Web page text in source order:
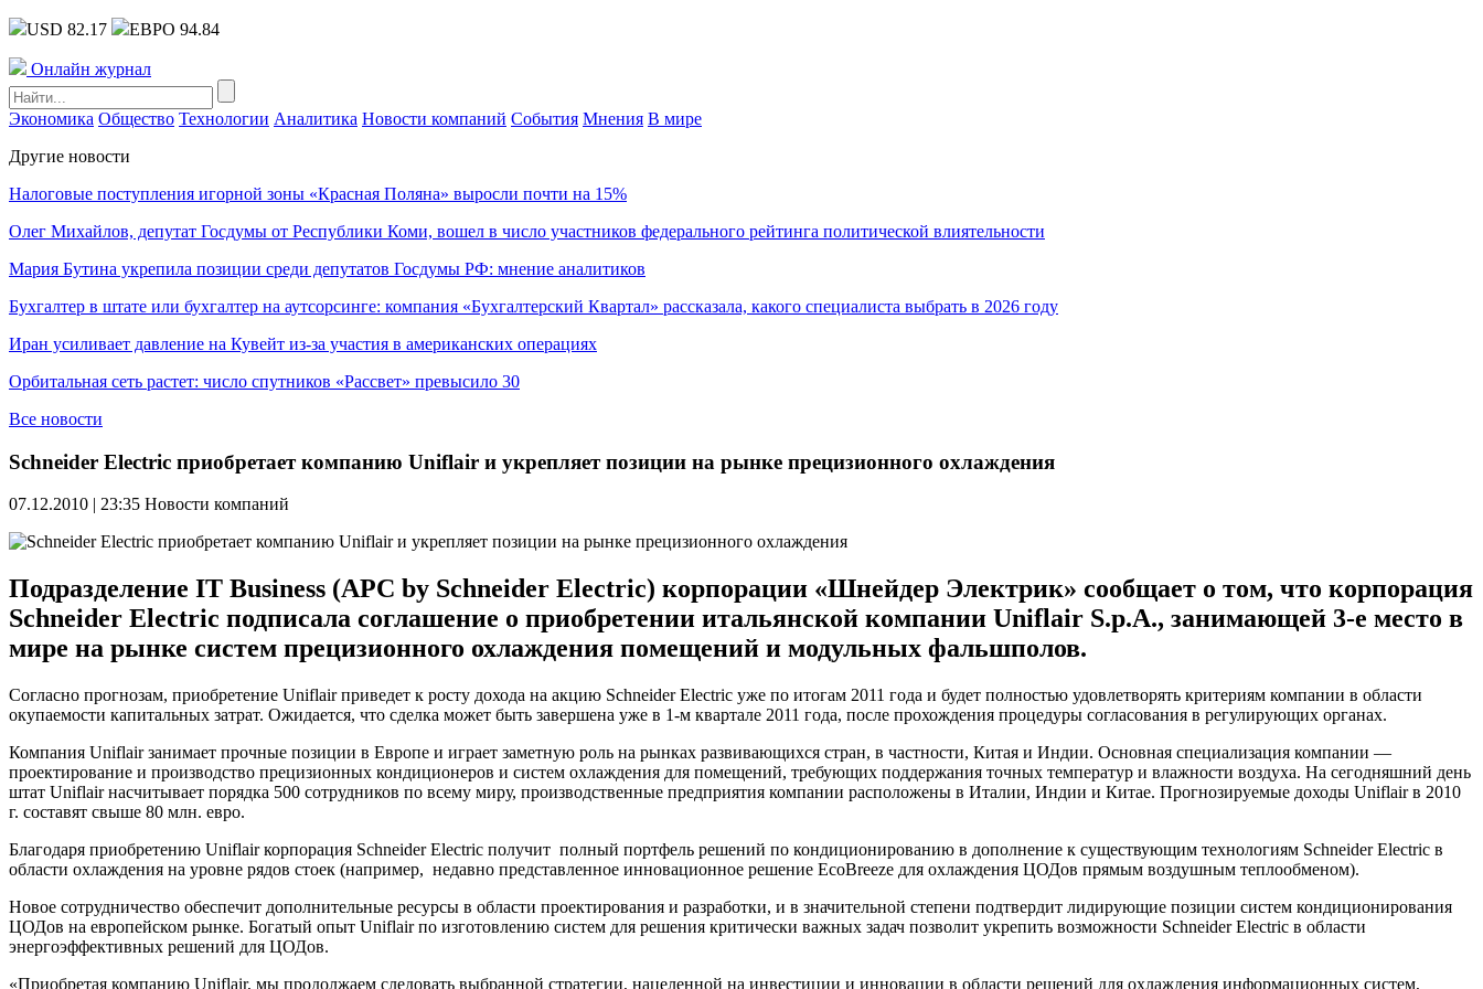
USD 82.17 ЕВРО 94.84
Онлайн журнал
Экономика Общество Технологии Аналитика Новости компаний События Мнения В мире
Другие новости
Налоговые поступления игорной зоны «Красная Поляна» выросли почти на 15%
Олег Михайлов, депутат Госдумы от Республики Коми, вошел в число участников федерального рейтинга политической влиятельности
Мария Бутина укрепила позиции среди депутатов Госдумы РФ: мнение аналитиков
Бухгалтер в штате или бухгалтер на аутсорсинге: компания «Бухгалтерский Квартал» рассказала, какого специалиста выбрать в 2026 году
Иран усиливает давление на Кувейт из-за участия в американских операциях
Орбитальная сеть растет: число спутников «Рассвет» превысило 30
Все новости
Schneider Electric приобретает компанию Uniflair и укрепляет позиции на рынке прецизионного охлаждения
07.12.2010 | 23:35 Новости компаний
Подразделение IT Business (APC by Schneider Electric) корпорации «Шнейдер Электрик» сообщает о том, что корпорация
Schneider Electric подписала соглашение о приобретении итальянской компании Uniflair S.p.A., занимающей 3-е место в
мире на рынке систем прецизионного охлаждения помещений и модульных фальшполов.
Согласно прогнозам, приобретение Uniflair приведет к росту дохода на акцию Schneider Electric уже по итогам 2011 года и будет полностью удовлетворять критериям компании в области
окупаемости капитальных затрат. Ожидается, что сделка может быть завершена уже в 1-м квартале 2011 года, после прохождения процедуры согласования в регулирующих органах.
Компания Uniflair занимает прочные позиции в Европе и играет заметную роль на рынках развивающихся стран, в частности, Китая и Индии. Основная специализация компании —
проектирование и производство прецизионных кондиционеров и систем охлаждения для помещений, требующих поддержания точных температур и влажности воздуха. На сегодняшний день
штат Uniflair насчитывает порядка 500 сотрудников по всему миру, производственные предприятия компании расположены в Италии, Индии и Китае. Прогнозируемые доходы Uniflair в 2010
г. составят свыше 80 млн. евро.
Благодаря приобретению Uniflair корпорация Schneider Electric получит полный портфель решений по кондиционированию в дополнение к существующим технологиям Schneider Electric в
области охлаждения на уровне рядов стоек (например, недавно представленное инновационное решение EcoBreeze для охлаждения ЦОДов прямым воздушным теплообменом).
Новое сотрудничество обеспечит дополнительные ресурсы в области проектирования и разработки, и в значительной степени подтвердит лидирующие позиции систем кондиционирования
ЦОДов на европейском рынке. Богатый опыт Uniflair по изготовлению систем для решения критически важных задач позволит укрепить возможности Schneider Electric в области
энергоэффективных решений для ЦОДов.
«Приобретая компанию Uniflair, мы продолжаем следовать выбранной стратегии, нацеленной на инвестиции и инновации в области решений для охлаждения информационных систем,